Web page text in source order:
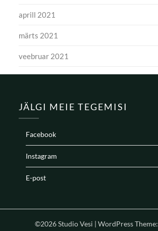
aprill 2021
märts 2021
veebruar 2021
JÄLGI MEIE TEGEMISI
Facebook
Instagram
E-post
©2026 Studio Vesi | WordPress Theme: